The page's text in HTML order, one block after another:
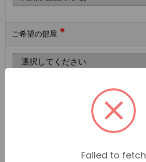
ご希望の部屋 *
Failed to fetch